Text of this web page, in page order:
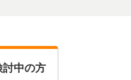
討中の方